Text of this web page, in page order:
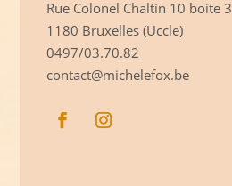
Rue Colonel Chaltin 10 boite 3
1180 Bruxelles (Uccle)
0497/03.70.82
contact@michelefox.be